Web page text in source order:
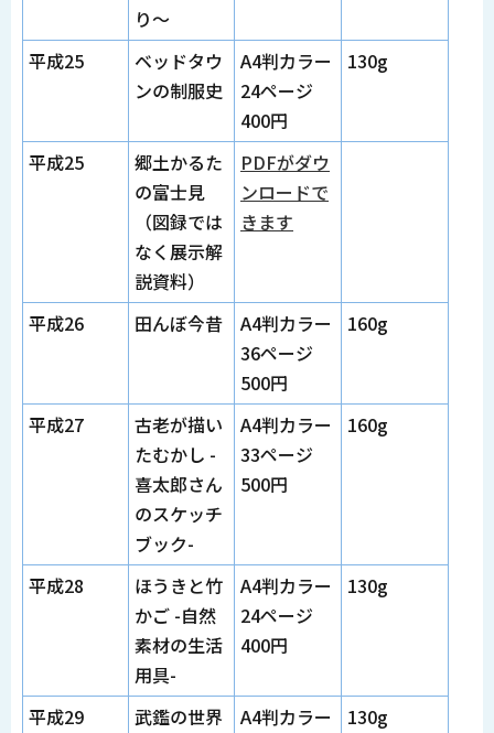
り～
平成25
ベッドタウ
ンの制服史
A4判カラー
24ページ
400円
130g
平成25
郷土かるた
の富士見
（図録では
なく展示解
説資料）
PDFがダウ
ンロードで
きます
平成26 田んぼ今昔
A4判カラー
36ページ
500円
160g
平成27
古老が描い
たむかし -
喜太郎さん
のスケッチ
ブック-
A4判カラー
33ページ
500円
160g
平成28
ほうきと竹
かご -自然
素材の生活
用具-
A4判カラー
24ページ
400円
130g
平成29
武鑑の世界
A4判カラー
130g